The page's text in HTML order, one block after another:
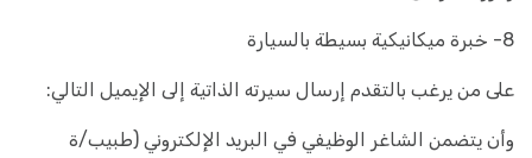
8- خبرة ميكانيكية بسيطة بالسيارة
على من يرغب بالتقدم إرسال سيرته الذاتية إلى الإيميل التالي:
وأن يتضمن الشاغر الوظيفي في البريد الإلكتروني (طبيب/ة